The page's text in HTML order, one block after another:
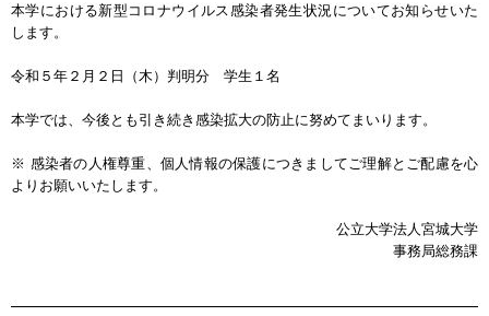
本学における新型コロナウイルス感染者発生状況についてお知らせいた
します。
令和５年２月２日（木）判明分 学生１名
本学では、今後とも引き続き感染拡大の防止に努めてまいります。
※ 感染者の人権尊重、個人情報の保護につきましてご理解とご配慮を心
よりお願いいたします。
公立大学法人宮城大学
事務局総務課